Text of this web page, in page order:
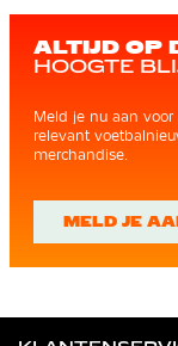
ALTIJD OP
HOOGTE
Meld je nu aan
relevant
merchandise.
MELD JE